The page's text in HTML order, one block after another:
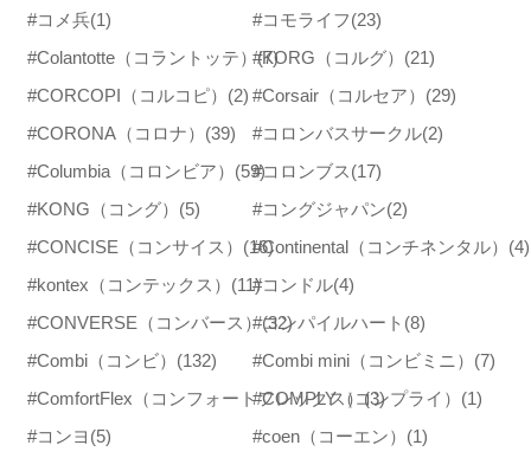
#コメ兵(1) #コモライフ(23)
#Colantotte（コラントッテ）(7)
#KORG（コルグ） (21)
#CORCOPI（コルコピ） (2) #Corsair（コルセア） (29)
#CORONA（コロナ） (39) #コロンバスサークル(2)
#Columbia（コロンビア） (59)#コロンブス(17)
#KONG（コング） (5) #コングジャパン(2)
#CONCISE（コンサイス） (16)
#Continental（コンチネンタル） (4)
#kontex（コンテックス） (11)#コンドル(4)
#CONVERSE（コンバース）(32)
#コンパイルハート (8)
#Combi（コンビ） (132) #Combi mini（コンビミニ） (7)
#ComfortFlex（コンフォートフレックス）(3)
#COMPLY（コンプライ） (1)
#コンヨ (5) #coen（コーエン） (1)